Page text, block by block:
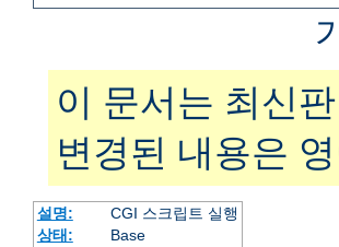
이 문서는 최신
변경된 내용은
설명:
CGI 스크립트 실행
상태:
Base